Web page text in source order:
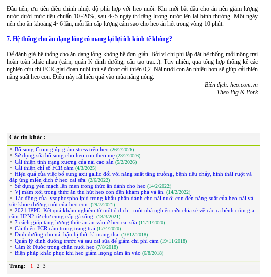
Đầu tiên, ưu tiên điều chỉnh nhiệt độ phù hợp với heo nuôi. Khi mới bắt đầu cho ăn nên giảm lượng
nước dưới mức tiêu chuẩn 10~20%, sau 4~5 ngày thì tăng lượng nước lên lại bình thường. Một ngày
nên cho ăn khoảng 4~6 lần, mỗi lần cấp lượng cám sao cho heo ăn hết trong vòng 10 phút.
7. Hệ thống cho ăn dạng lỏng có mang lại lợi ích kinh tế không?
Để đánh giá hệ thống cho ăn dạng lỏng không hề đơn giản. Bởi vì chi phí lắp đặt hệ thống mỗi nông trại
hoàn toàn khác nhau (cám, quản lý dinh dưỡng, cấu tạo trại...). Tuy nhiên, qua tổng hợp thống kê các
nghiên cứu thì FCR giai đoạn nuôi thịt sẽ được cải thiện 0,2. Nái nuôi con ăn nhiều hơn sẽ giúp cải thiện
năng suất heo con. Điều này rất hiệu quả vào mùa nắng nóng.
Biên dịch: heo.com.vn
Theo Pig & Pork
Các tin khác :
Bổ sung Crom giúp giảm stress trên heo (26/2/2026)
Sử dụng sữa bổ sung cho heo con theo mẹ (23/2/2026)
Cải thiện tình trạng xương của nái cao sản (5/2/2026)
Cải thiện chỉ số FCR cám (4/3/2025)
Hiệu quả của việc bổ sung axit gallic đối với năng suất tăng trưởng, bệnh tiêu chảy, hình thái ruột và
đáp ứng miễn dịch ở heo cai sữa. (2/6/2022)
Sử dụng yến mạch lên men trong thức ăn dành cho heo (14/2/2022)
Vị mâm xôi trong thức ăn thu hút heo con đến khám phá và ăn. (14/2/2022)
Tác động của lysophospholipid trong khẩu phần dành cho nái nuôi con đến năng suất của heo nái và
sức khỏe đường ruột của heo con. (29/7/2021)
2021 IPPE: Kết quả khám nghiệm từ một ổ dịch - một nhà nghiên cứu chia sẻ về các ca bệnh cúm gia
cầm H2N2 từ chợ cung cấp gà sống. (13/3/2021)
7 cách giúp tăng lượng thức ăn ăn vào ở heo cai sữa (11/11/2020)
Cải thiện FCR cám trong trang trại (17/4/2020)
Dinh dưỡng cho nái hậu bị thời kì mang thai (10/12/2018)
Quản lý dinh dưỡng trước và sau cai sữa để giảm chi phí cám (19/11/2018)
Cám & Nước trong chăn nuôi heo (7/8/2018)
Biện pháp khắc phục khi heo giảm lượng cám ăn vào (6/8/2018)
Trang: 1 2 3